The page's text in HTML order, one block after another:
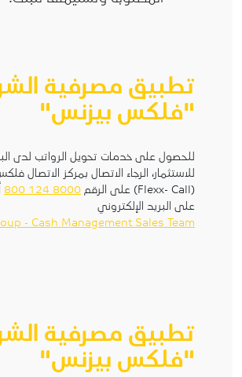
تطبيق مصرفية
"فلكس بيزنس"
للحصول على خدمات تحويل الرواتب لدى
للاستثمار، الرجاء الاتصال بمركز الاتصال
(Flexx- Call) على الرقم
8000 124 800
على البريد الإلكتروني
- Cash Management Sales Team#
تطبيق مصرفية
"فلكس بيزنس"